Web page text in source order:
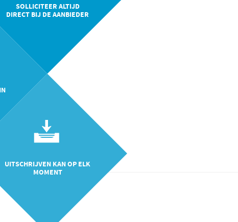
SOLLICITEER ALTIJD
DIRECT BIJ DE AANBIEDER
UITSCHRIJVEN KAN OP ELK
MOMENT